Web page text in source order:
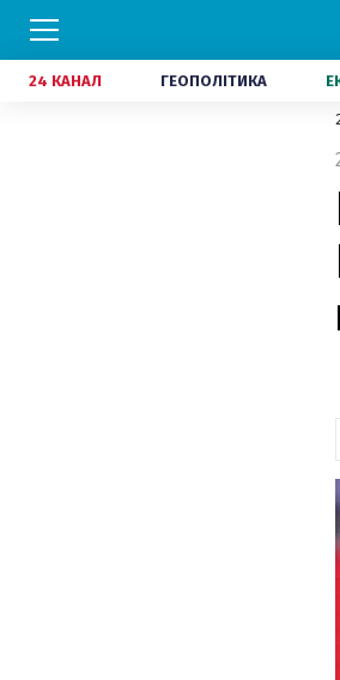
24 КАНАЛ ГЕОПОЛІТИКА